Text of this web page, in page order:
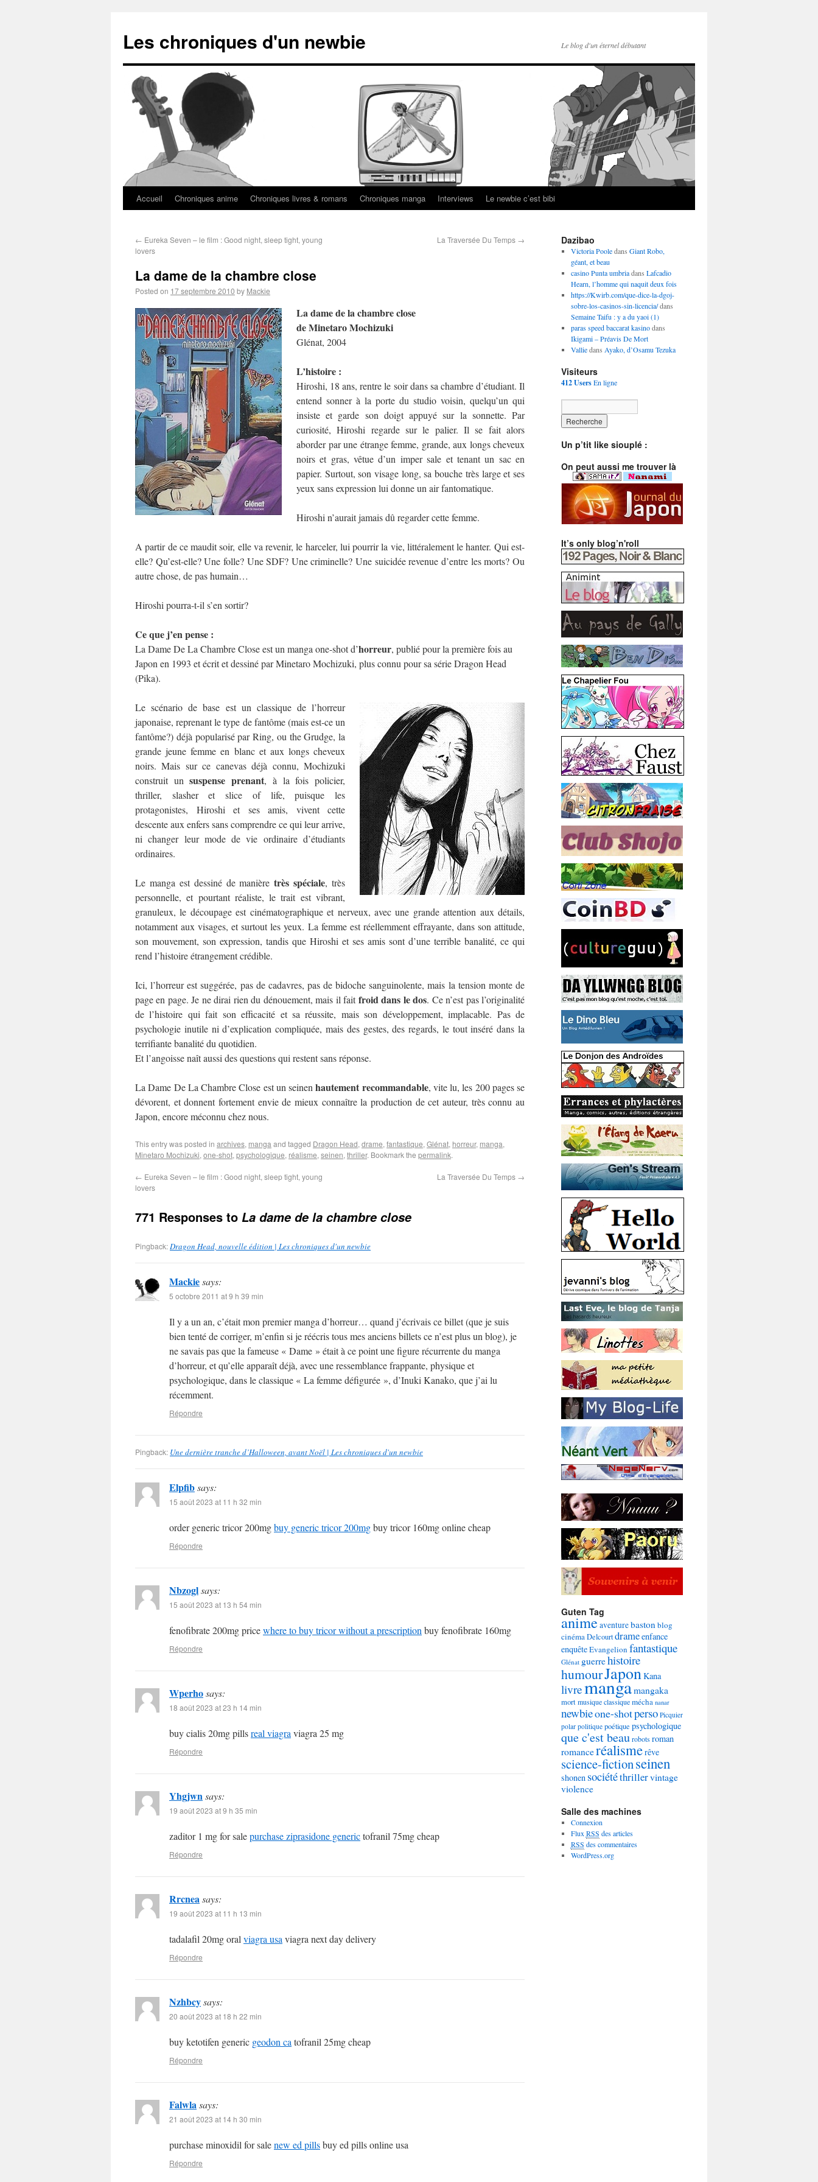
Les chroniques d'un newbie Le blog d'un éternel débutant
Accueil Chroniques anime Chroniques livres & romans Chroniques manga Interviews Le newbie c’est bibi
← Eureka Seven – le film : Good night, sleep tight, young
lovers
La Traversée Du Temps →
La dame de la chambre close
Posted on 17 septembre 2010 by Mackie
La dame de la chambre close
de Minetaro Mochizuki
Glénat, 2004
L’histoire :
Hiroshi, 18 ans, rentre le soir dans sa chambre d’étudiant. Il
entend sonner à la porte du studio voisin, quelqu’un qui
insiste et garde son doigt appuyé sur la sonnette. Par
curiosité, Hiroshi regarde sur le palier. Il se fait alors
aborder par une étrange femme, grande, aux longs cheveux
noirs et gras, vêtue d’un imper sale et tenant un sac en
papier. Surtout, son visage long, sa bouche très large et ses
yeux sans expression lui donne un air fantomatique.
Hiroshi n’aurait jamais dû regarder cette femme.
A partir de ce maudit soir, elle va revenir, le harceler, lui pourrir la vie, littéralement le hanter. Qui est-
elle? Qu’est-elle? Une folle? Une SDF? Une criminelle? Une suicidée revenue d’entre les morts? Ou
autre chose, de pas humain…
Hiroshi pourra-t-il s’en sortir?
Ce que j’en pense :
La Dame De La Chambre Close est un manga one-shot d’horreur, publié pour la première fois au
Japon en 1993 et écrit et dessiné par Minetaro Mochizuki, plus connu pour sa série Dragon Head
(Pika).
Le scénario de base est un classique de l’horreur
japonaise, reprenant le type de fantôme (mais est-ce un
fantôme?) déjà popularisé par Ring, ou the Grudge, la
grande jeune femme en blanc et aux longs cheveux
noirs. Mais sur ce canevas déjà connu, Mochizuki
construit unsuspense prenant, à la fois policier,
thriller, slasher et slice of life, puisque les
protagonistes, Hiroshi et ses amis, vivent cette
descente aux enfers sans comprendre ce qui leur arrive,
ni changer leur mode de vie ordinaire d’étudiants
ordinaires.
Le manga est dessiné de manièretrès spéciale, très
personnelle, et pourtant réaliste, le trait est vibrant,
granuleux, le découpage est cinématographique et nerveux, avec une grande attention aux détails,
notamment aux visages, et surtout les yeux. La femme est réellemment effrayante, dans son attitude,
son mouvement, son expression, tandis que Hiroshi et ses amis sont d’une terrible banalité, ce qui
rend l’histoire étrangement crédible.
Ici, l’horreur est suggérée, pas de cadavres, pas de bidoche sanguinolente, mais la tension monte de
page en page. Je ne dirai rien du dénouement, mais il faitfroid dans le dos. Ce n’est pas l’originalité
de l’histoire qui fait son efficacité et sa réussite, mais son développement, implacable. Pas de
psychologie inutile ni d’explication compliquée, mais des gestes, des regards, le tout inséré dans la
terrifiante banalité du quotidien.
Et l’angoisse naît aussi des questions qui restent sans réponse.
La Dame De La Chambre Close est un seinenhautement recommandable, vite lu, les 200 pages se
dévorent, et donnent fortement envie de mieux connaître la production de cet auteur, très connu au
Japon, encore méconnu chez nous.
This entry was posted in archives, manga and tagged Dragon Head, drame, fantastique, Glénat, horreur, manga,
Minetaro Mochizuki, one-shot, psychologique, réalisme, seinen, thriller. Bookmark the permalink.
← Eureka Seven – le film : Good night, sleep tight, young
lovers
La Traversée Du Temps →
771 Responses to La dame de la chambre close
Pingback:Dragon Head, nouvelle édition | Les chroniques d'un newbie
Mackiesays:
5 octobre 2011 at 9 h 39 min
Il y a un an, c’était mon premier manga d’horreur… quand j’écrivais ce billet (que je suis
bien tenté de corriger, m’enfin si je réécris tous mes anciens billets ce n’est plus un blog), je
ne savais pas que la fameuse « Dame » était à ce point une figure récurrente du manga
d’horreur, et qu’elle apparaît déjà, avec une ressemblance frappante, physique et
psychologique, dans le classique « La femme défigurée », d’Inuki Kanako, que j’ai lu
récemment.
Répondre
Pingback: Une dernière tranche d’Halloween, avant Noël | Les chroniques d'un newbie
Elpfibsays:
15 août 2023 at 11 h 32 min
order generic tricor 200mgbuy generic tricor 200mgbuy tricor 160mg online cheap
Répondre
Nbzoglsays:
15 août 2023 at 13 h 54 min
fenofibrate 200mg pricewhere to buy tricor without a prescription buy fenofibrate 160mg
Répondre
Wperhosays:
18 août 2023 at 23 h 14 min
buy cialis 20mg pillsreal viagra viagra 25 mg
Répondre
Yhgjwnsays:
19 août 2023 at 9 h 35 min
zaditor 1 mg for salepurchase ziprasidone generictofranil 75mg cheap
Répondre
Rrcneasays:
19 août 2023 at 11 h 13 min
tadalafil 20mg oral viagra usa viagra next day delivery
Répondre
Nzhbcysays:
20 août 2023 at 18 h 22 min
buy ketotifen generic geodon ca tofranil 25mg cheap
Répondre
Falwlasays:
21 août 2023 at 14 h 30 min
purchase minoxidil for salenew ed pillsbuy ed pills online usa
Répondre
Dazibao
Victoria Pooledans Giant Robo,
géant, et beau
casino Punta umbriadans Lafcadio
Hearn, l’homme qui naquit deux fois
https://Kwirb.com/que-dice-la-dgoj-
sobre-los-casinos-sin-licencia/dans
Semaine Taifu : y a du yaoi (1)
paras speed baccarat kasinodans
Ikigami – Préavis De Mort
Valliedans Ayako, d’Osamu Tezuka
Visiteurs
412 UsersEn ligne
Un p’tit like siouplé :
On peut aussi me trouver là
It’s only blog’n'roll
Guten Tag
animeaventurebaston blog
cinémaDelcourtdrameenfance
enquêteEvangelion fantastique
Glénat guerrehistoire
humourJapon Kana
livremangamangaka
mortmusique classiquemécha nanar
newbieone-shotperso Picquier
polar politique poétique psychologique
que c'est beaurobotsroman
romanceréalismerêve
science-fictionseinen
shonen sociététhrillervintage
violence
Salle des machines
Connexion
Flux RSS des articles
RSS des commentaires
WordPress.org